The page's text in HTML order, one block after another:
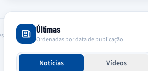
Últimas
Ordenadas por data de publicação
Notícias Vídeos